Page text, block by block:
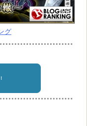
グ